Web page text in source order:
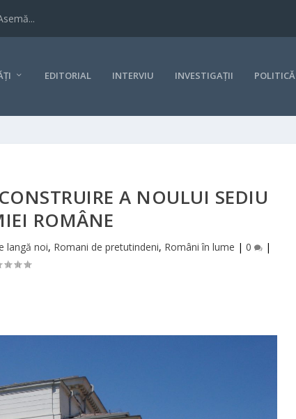
EDITORIAL INTERVIU INVESTIGAȚII POLITICĂ
A NOULUI SEDIU
ROMÂNE
langă noi, Romani de pretutindeni, Români în lume | 0 |